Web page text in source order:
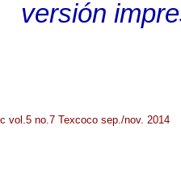
versión
vol.5 no.7 Texcoco sep./nov. 2014